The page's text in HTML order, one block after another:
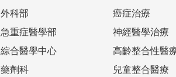
外科部
急重症醫學部
綜合醫學中心
藥劑科
癌症治療
神經醫學治療
高齡整合性醫
兒童整合醫療